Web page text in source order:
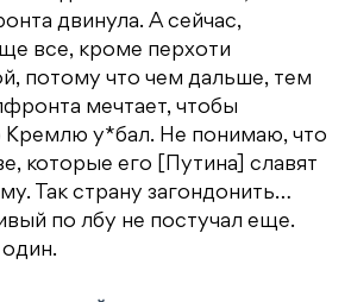
двинула. А сейчас,
все, кроме перхоти
потому что чем дальше, тем
мечтает, чтобы
Кремлю у*бал. Не понимаю, что
которые его [Путина] славят
Так страну загондонить…
по лбу не постучал еще.